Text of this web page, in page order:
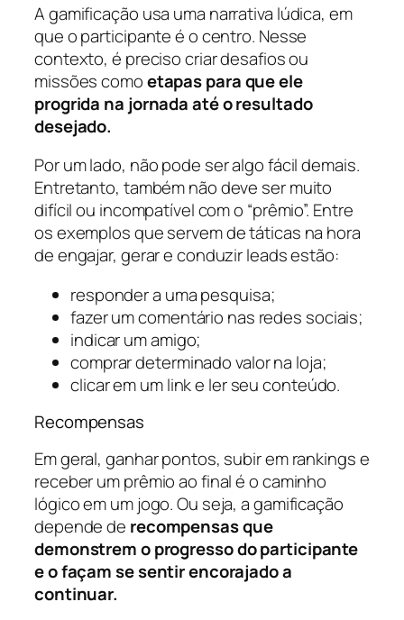
A gamificação usa uma narrativa lúdica, em
que o participante é o centro. Nesse
contexto, é preciso criar desafios ou
missões comoetapas para que ele
progrida na jornada até o resultado
desejado.
Por um lado, não pode ser algo fácil demais.
Entretanto, também não deve ser muito
difícil ou incompatível com o “prêmio”. Entre
os exemplos que servem de táticas na hora
de engajar, gerar e conduzir leads estão:
responder a uma pesquisa;
fazer um comentário nas redes sociais;
indicar um amigo;
comprar determinado valor na loja;
clicar em um link e ler seu conteúdo.
Recompensas
Em geral, ganhar pontos, subir em rankings e
receber um prêmio ao final é o caminho
lógico em um jogo. Ou seja, a gamificação
depende de recompensas que
demonstrem o progresso do participante
e o façam se sentir encorajado a
continuar.